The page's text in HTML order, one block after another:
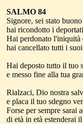
SALMO 84
Signore, sei stato
hai ricondotto i
Hai perdonato
hai cancellato tutti i
Hai deposto tutto il tuo
e messo fine alla tua
Rialzaci, Dio nostra
e placa il tuo sdegno
Forse per sempre sarai
di età in età estenderai